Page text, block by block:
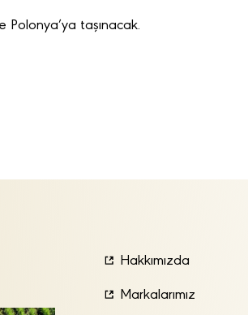
taşınacak.
Hakkımızda
Markalarımız